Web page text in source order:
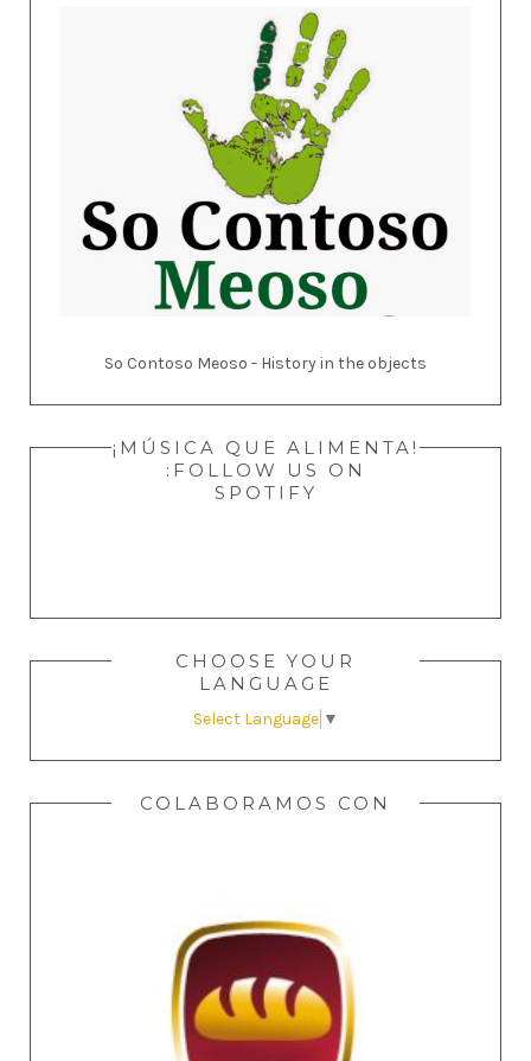
So Contoso Meoso - History in the objects
¡MÚSICA QUE ALIMENTA!
:FOLLOW US ON
SPOTIFY
CHOOSE YOUR
LANGUAGE
Select Language ▼
COLABORAMOS CON